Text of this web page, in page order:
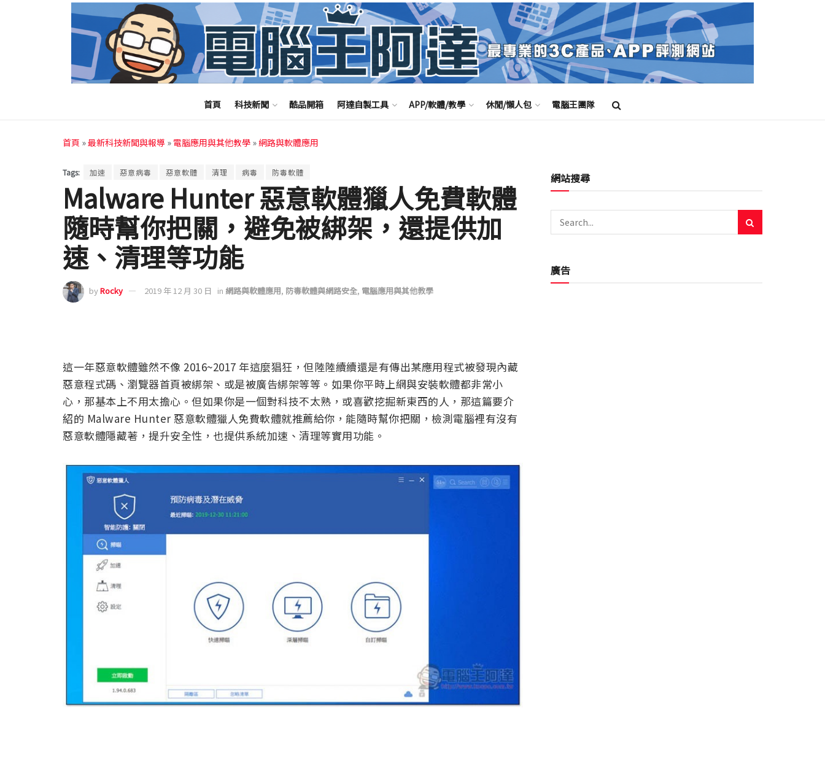
首頁 科技新聞 酷品開箱 阿達自製工具 APP/軟體/教學 休閒/懶人包 電腦王團隊
首頁 »最新科技新聞與報導 » 電腦應用與其他教學 »網路與軟體應用
Tags: 加速 惡意病毒 惡意軟體 清理 病毒 防毒軟體
Malware Hunter 惡意軟體獵人免費軟體
隨時幫你把關，避免被綁架，還提供加
速、清理等功能
byRocky 2019 年 12 月 30 日 in 網路與軟體應用, 防毒軟體與網路安全, 電腦應用與其他教學
這一年惡意軟體雖然不像 2016~2017 年這麼猖狂，但陸陸續續還是有傳出某應用程式被發現內藏
惡意程式碼、瀏覽器首頁被綁架、或是被廣告綁架等等。如果你平時上網與安裝軟體都非常小
心，那基本上不用太擔心。但如果你是一個對科技不太熟，或喜歡挖掘新東西的人，那這篇要介
紹的 Malware Hunter 惡意軟體獵人免費軟體就推薦給你，能隨時幫你把關，檢測電腦裡有沒有
惡意軟體隱藏著，提升安全性，也提供系統加速、清理等實用功能。
網站搜尋
廣告